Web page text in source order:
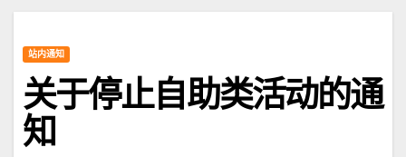
站内通知
关于停止自助类活动的通
知